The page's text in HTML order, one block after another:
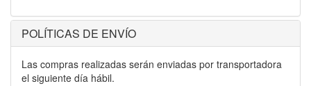
POLÍTICAS DE ENVÍO
Las compras realizadas serán enviadas por transportadora
el siguiente día hábil.